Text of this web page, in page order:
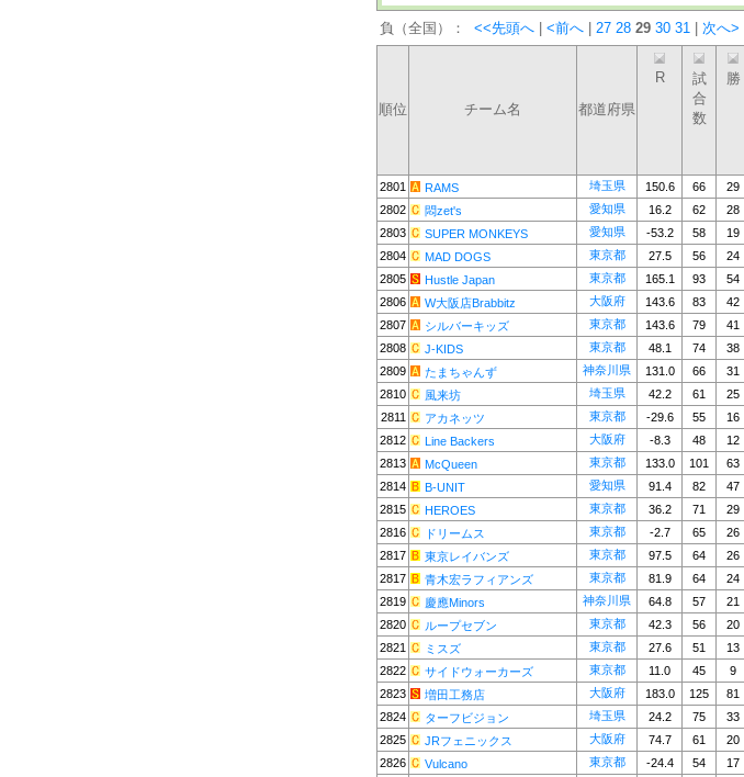
負（全国）： <<先頭へ <前へ 27 28 29 30 31 次へ>
順位 チーム名 都道府県
R
試
合
数
勝
2801 RAMS 埼玉県 150.6 66 29
2802
悶zet's 愛知県 16.2 62 28
2803
SUPER MONKEYS 愛知県 -53.2 58 19
2804
MAD DOGS 東京都 27.5 56 24
2805
Hustle Japan 東京都 165.1 93 54
2806
W大阪店Brabbitz 大阪府 143.6 83 42
2807
シルバーキッズ 東京都 143.6 79 41
2808
J-KIDS 東京都 48.1 74 38
2809
たまちゃんず 神奈川県 131.0 66 31
2810
風来坊 埼玉県 42.2 61 25
2811
アカネッツ 東京都 -29.6 55 16
2812
Line Backers 大阪府 -8.3 48 12
2813
McQueen 東京都 133.0 101 63
2814
B-UNIT 愛知県 91.4 82 47
2815
HEROES 東京都 36.2 71 29
2816
ドリームス 東京都 -2.7 65 26
2817
東京レイバンズ 東京都 97.5 64 26
2817
青木宏ラフィアンズ 東京都 81.9 64 24
2819
慶應Minors 神奈川県 64.8 57 21
2820
ループセブン 東京都 42.3 56 20
2821
ミスズ 東京都 27.6 51 13
2822
サイドウォーカーズ 東京都 11.0 45 9
2823
増田工務店 大阪府 183.0 125 81
2824
ターフビジョン 埼玉県 24.2 75 33
2825
JRフェニックス 大阪府 74.7 61 20
2826
Vulcano 東京都 -24.4 54 17